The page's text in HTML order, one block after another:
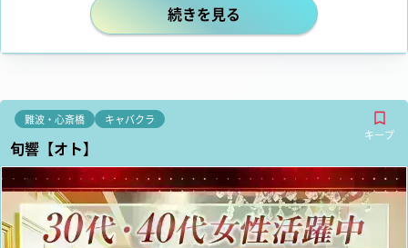
朝6時～夕方営業で通常勤務と同じ
続きを見る
難波・心斎橋
キャバクラ
キープ
旬響【オト】